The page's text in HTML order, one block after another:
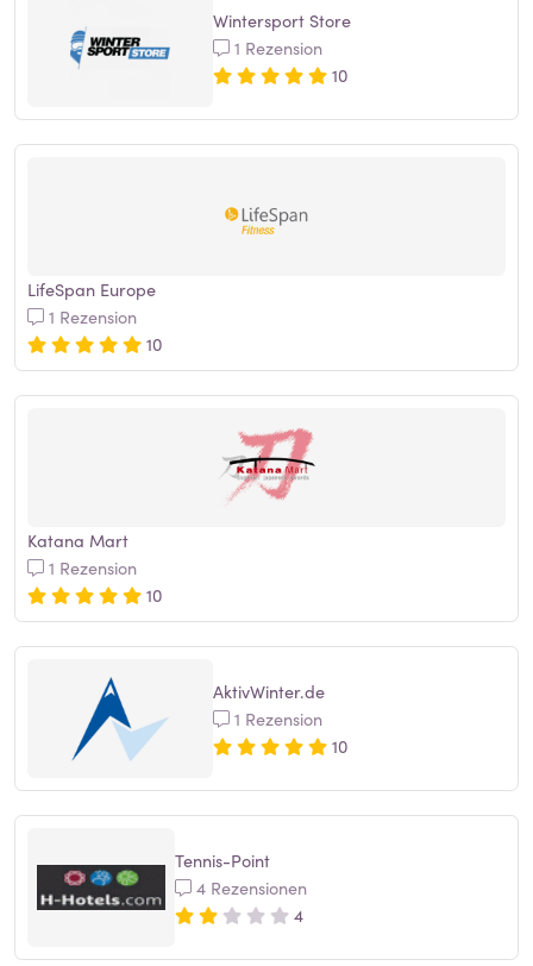
Wintersport Store
1 Rezension
10
LifeSpan Europe
1 Rezension
10
Katana Mart
1 Rezension
10
AktivWinter.de
1 Rezension
10
Tennis-Point
4 Rezensionen
4